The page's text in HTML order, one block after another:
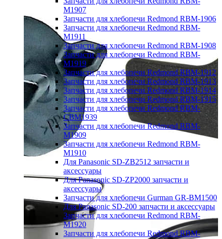
M1907
Запчасти для хлебопечи Redmond RBM-1906
Запчасти для хлебопечи Redmond RBM-
M1911
Запчасти для хлебопечи Redmond RBM-1908
Запчасти для хлебопечи Redmond RBM-
M1919
Запчасти для хлебопечи Redmond RBM-1912
Запчасти для хлебопечи Redmond RBM-1913
Запчасти для хлебопечи Redmond RBM-1914
Запчасти для хлебопечи Redmond RBM-1915
Запчасти для хлебопечи Redmond RBM-
CBM1939
Запчасти для хлебопечи Redmond RBM-
M1909
Запчасти для хлебопечи Redmond RBM-
M1910
Для Panasonic SD-ZB2512 запчасти и
аксессуары
Для Panasonic SD-ZP2000 запчасти и
аксессуары
Запчасти для хлебопечи Gurman GR-BM1500
Для Panasonic SD-200 запчасти и аксессуары
Запчасти для хлебопечи Redmond RBM-
M1920
Запчасти для хлебопечи Redmond RBM-